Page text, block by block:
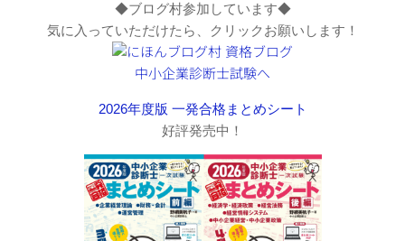
◆ブログ村参加しています◆
気に入っていただけたら、クリックお願いします！
2026年度版 一発合格まとめシート
好評発売中！